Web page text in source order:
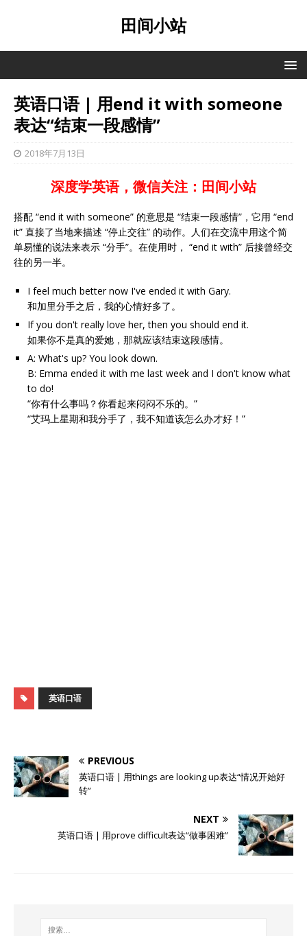
田间小站
英语口语 | 用end it with someone
表达“结束一段感情”
2018年7月13日
深度学英语，微信关注：田间小站
搭配 “end it with someone” 的意思是 “结束一段感情”，它用 “end
it” 直接了当地来描述 “停止交往” 的动作。人们在交流中用这个简
单易懂的说法来表示 “分手”。在使用时， “end it with” 后接曾经交
往的另一半。
I feel much better now I've ended it with Gary.
和加里分手之后，我的心情好多了。
If you don't really love her, then you should end it.
如果你不是真的爱她，那就应该结束这段感情。
A: What's up? You look down.
B: Emma ended it with me last week and I don't know what
to do!
“你有什么事吗？你看起来闷闷不乐的。”
“艾玛上星期和我分手了，我不知道该怎么办才好！”
英语口语
PREVIOUS
英语口语 | 用things are looking up表达“情况开始好
转”
NEXT
英语口语 | 用prove difficult表达“做事困难”